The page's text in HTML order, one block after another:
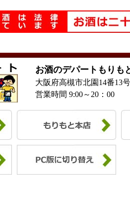
お酒のデパートもりも
大阪府高槻市北園14番13
営業時間 9:00～20：00